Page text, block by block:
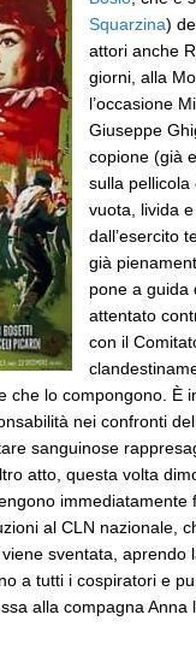
Squarzina) de
attori anche
giorni, alla
l’occasione
Giuseppe
copione (già
sulla
vuota, livida
dall’esercito
già
pone a guida
attentato
con il
che lo compongono. È
nei confronti
sanguinose
atto, questa volta
al CLN nazionale,
sventata,
a tutti i cospiratori e
alla compagna